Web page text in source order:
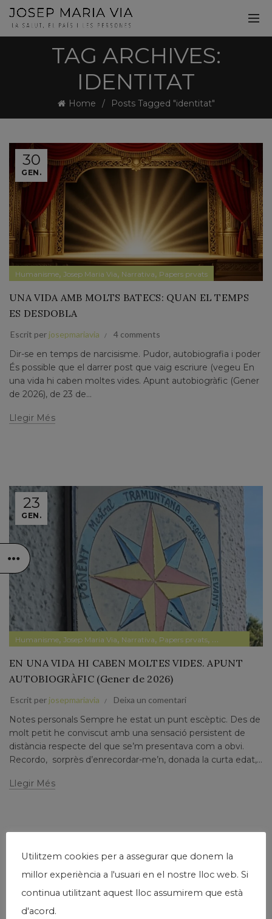
TAG ARCHIVES:
IDENTITAT
Home Posts Tagged "identitat"
30
GEN.
Humanisme, Josep Maria Via, Narrativa, Papers prvats
UNA VIDA AMB MOLTS BATECS: QUAN EL TEMPS
ES DESDOBLA
Escrit per josepmariavia 4 comments
Dir-se en temps de narcisisme. Pudor, autobiografia i poder
És possible que el darrer post que vaig escriure (vegeu En
una vida hi caben moltes vides. Apunt autobiogràfic (Gener
de 2026), de 23 de...
Llegir Més
23
GEN.
Humanisme, Josep Maria Via, Narrativa, Papers prvats, Pensament
EN UNA VIDA HI CABEN MOLTES VIDES. APUNT
AUTOBIOGRÀFIC (Gener de 2026)
Escrit per josepmariavia Deixa un comentari
Notes personals Sempre he estat un punt escèptic. Des de
molt petit he conviscut amb una sensació persistent de
distància respecte del que se’m presentava com a obvi.
Recordo, sorprès d’enrecordar-me’n, donada la curta edat,...
Llegir Més
28
Utilitzem cookies per a assegurar que donem la
millor experiència a l'usuari en el nostre lloc web. Si
continua utilitzant aquest lloc assumirem que està
d'acord.